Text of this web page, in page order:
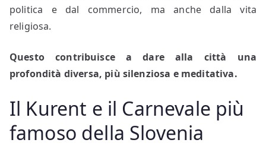
politica e dal commercio, ma anche dalla vita
religiosa.
Questo contribuisce a dare alla città una
profondità diversa, più silenziosa e meditativa.
Il Kurent e il Carnevale più
famoso della Slovenia